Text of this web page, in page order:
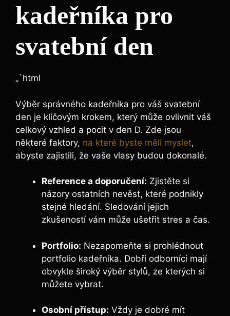
kadeřníka pro
svatební ​den
„`html
Výběr správného kadeřníka pro váš svatební
den je klíčovým krokem, který může ovlivnit váš
celkový vzhled a pocit v den‌ D. Zde jsou
některé faktory, ​ na které byste měli myslet,
abyste zajistili, že vaše vlasy budou dokonalé.
Reference a doporučení: Zjistěte si
názory ostatních nevěst, které podnikly
stejné hledání. Sledování jejich
zkušeností vám může ⁣ušetřit stres a čas.
Portfolio: Nezapomeňte si prohlédnout
portfolio kadeřníka. Dobří odborníci mají
obvykle široký výběr stylů,⁤ ze kterých si
můžete⁢ vybrat.
Osobní přístup: Vždy je dobré mít